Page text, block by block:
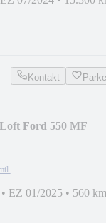
Kontakt
Ford 550 MF
• EZ 01/2025 • 560 km